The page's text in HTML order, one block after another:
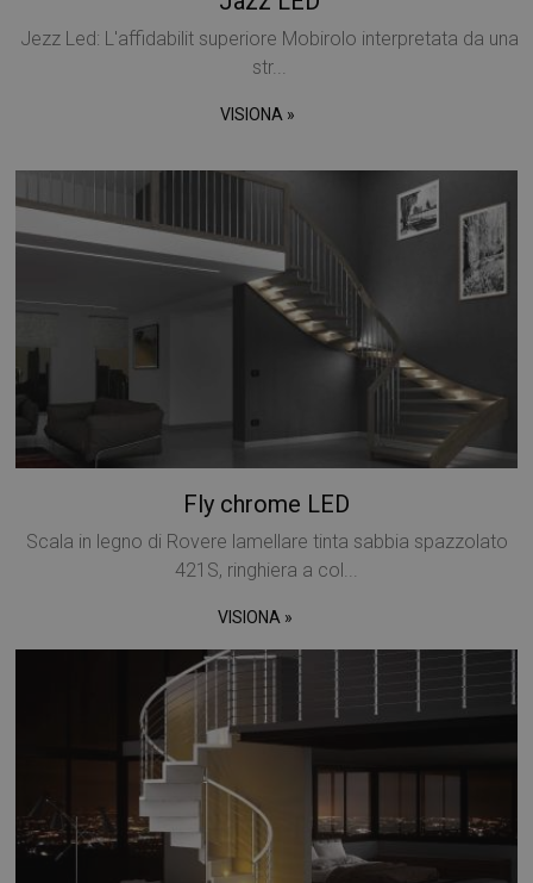
Jezz Led: L'affidabilit superiore Mobirolo interpretata da una
str...
VISIONA »
Fly chrome LED
Scala in legno di Rovere lamellare tinta sabbia spazzolato
421S, ringhiera a col...
VISIONA »